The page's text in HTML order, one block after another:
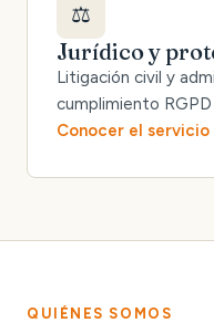
⚖️
Jurídico y
Litigación civil y
cumplimiento
Conocer el servicio
QUIÉNES SOMOS